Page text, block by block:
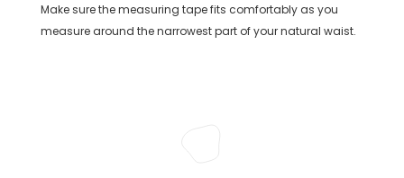
Make sure the measuring tape fits comfortably as you
measure around the narrowest part of your natural waist.